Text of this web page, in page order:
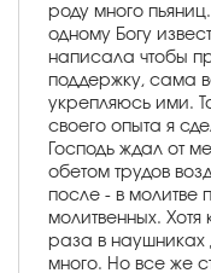
роду много
одному Богу
написала чтобы
поддержку, сама
укрепляюсь ими.
своего опыта я
Господь ждал от
обетом трудов
после - в молитве
молитвенных.
раза в наушниках
много. Но все же